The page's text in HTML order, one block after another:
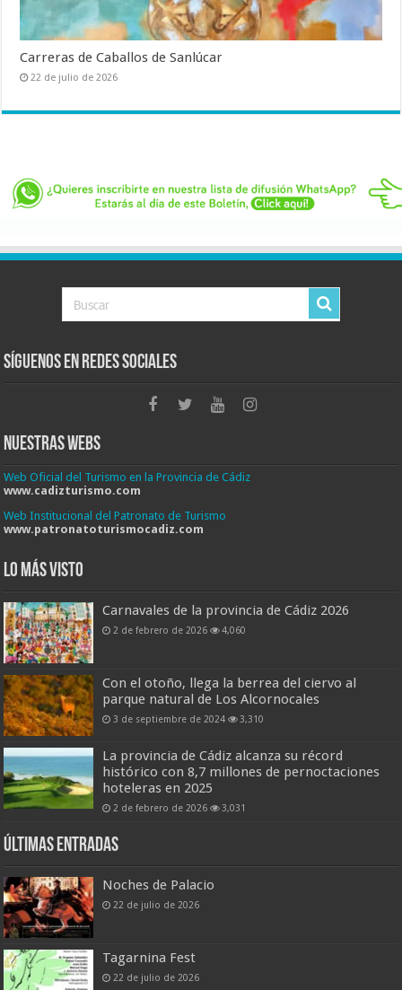
Carreras de Caballos de Sanlúcar
22 de julio de 2026
Síguenos en Redes Sociales
Nuestras Webs
Web Oficial del Turismo en la Provincia de Cádiz
www.cadizturismo.com
Web Institucional del Patronato de Turismo
www.patronatoturismocadiz.com
Lo más visto
Carnavales de la provincia de Cádiz 2026
2 de febrero de 2026 4,060
Con el otoño, llega la berrea del ciervo al
parque natural de Los Alcornocales
3 de septiembre de 2024 3,310
La provincia de Cádiz alcanza su récord
histórico con 8,7 millones de pernoctaciones
hoteleras en 2025
2 de febrero de 2026 3,031
Últimas entradas
Noches de Palacio
22 de julio de 2026
Tagarnina Fest
22 de julio de 2026